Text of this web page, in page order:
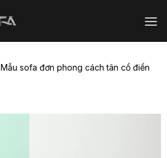
Mẫu sofa đơn phong cách tân cổ điển